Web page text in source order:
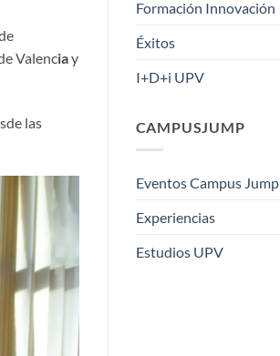
Valenciay
las
Formación Innovación
Éxitos
I+D+i UPV
CAMPUSJUMP
Eventos Campus Jump
Experiencias
Estudios UPV